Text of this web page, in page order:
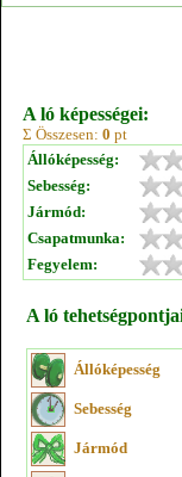
A ló képességei:
Σ Összesen: 0 pt
Állóképesség:
Sebesség:
Jármód:
Csapatmunka:
Fegyelem:
A ló
Állóképesség
Sebesség
Jármód